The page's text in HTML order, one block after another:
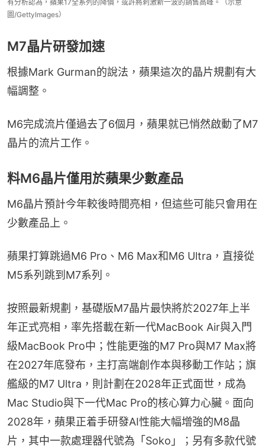
有分析認為，蘋果17全系列的降價，或許將刺激新一波的銷售高峰。（示意
圖/GettyImages）
M7晶片研發加速
根據Mark Gurman的說法，蘋果這次的晶片規劃有大
幅調整。
M6完成流片僅過去了6個月，蘋果就已悄然啟動了M7
晶片的流片工作。
料M6晶片僅用於蘋果少數產品
M6晶片預計今年較後時間亮相，但這些可能只會用在
少數產品上。
蘋果打算跳過M6 Pro、M6 Max和M6 Ultra，直接從
M5系列跳到M7系列。
按照最新規劃，基礎版M7晶片最快將於2027年上半
年正式亮相，率先搭載在新一代MacBook Air與入門
級MacBook Pro中；性能更強的M7 Pro與M7 Max將
在2027年底發布，主打高端創作本與移動工作站；旗
艦級的M7 Ultra，則計劃在2028年正式面世，成為
Mac Studio與下一代Mac Pro的核心算力心臟。面向
2028年，蘋果正着手研發AI性能大幅增強的M8晶
片，其中一款處理器代號為「Soko」；另有多款代號